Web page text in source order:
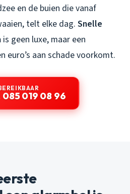
en de buien die vanaf
telt elke dag. Snelle
is geen luxe, maar een
euro’s aan schade voorkomt.
085 019 08 96